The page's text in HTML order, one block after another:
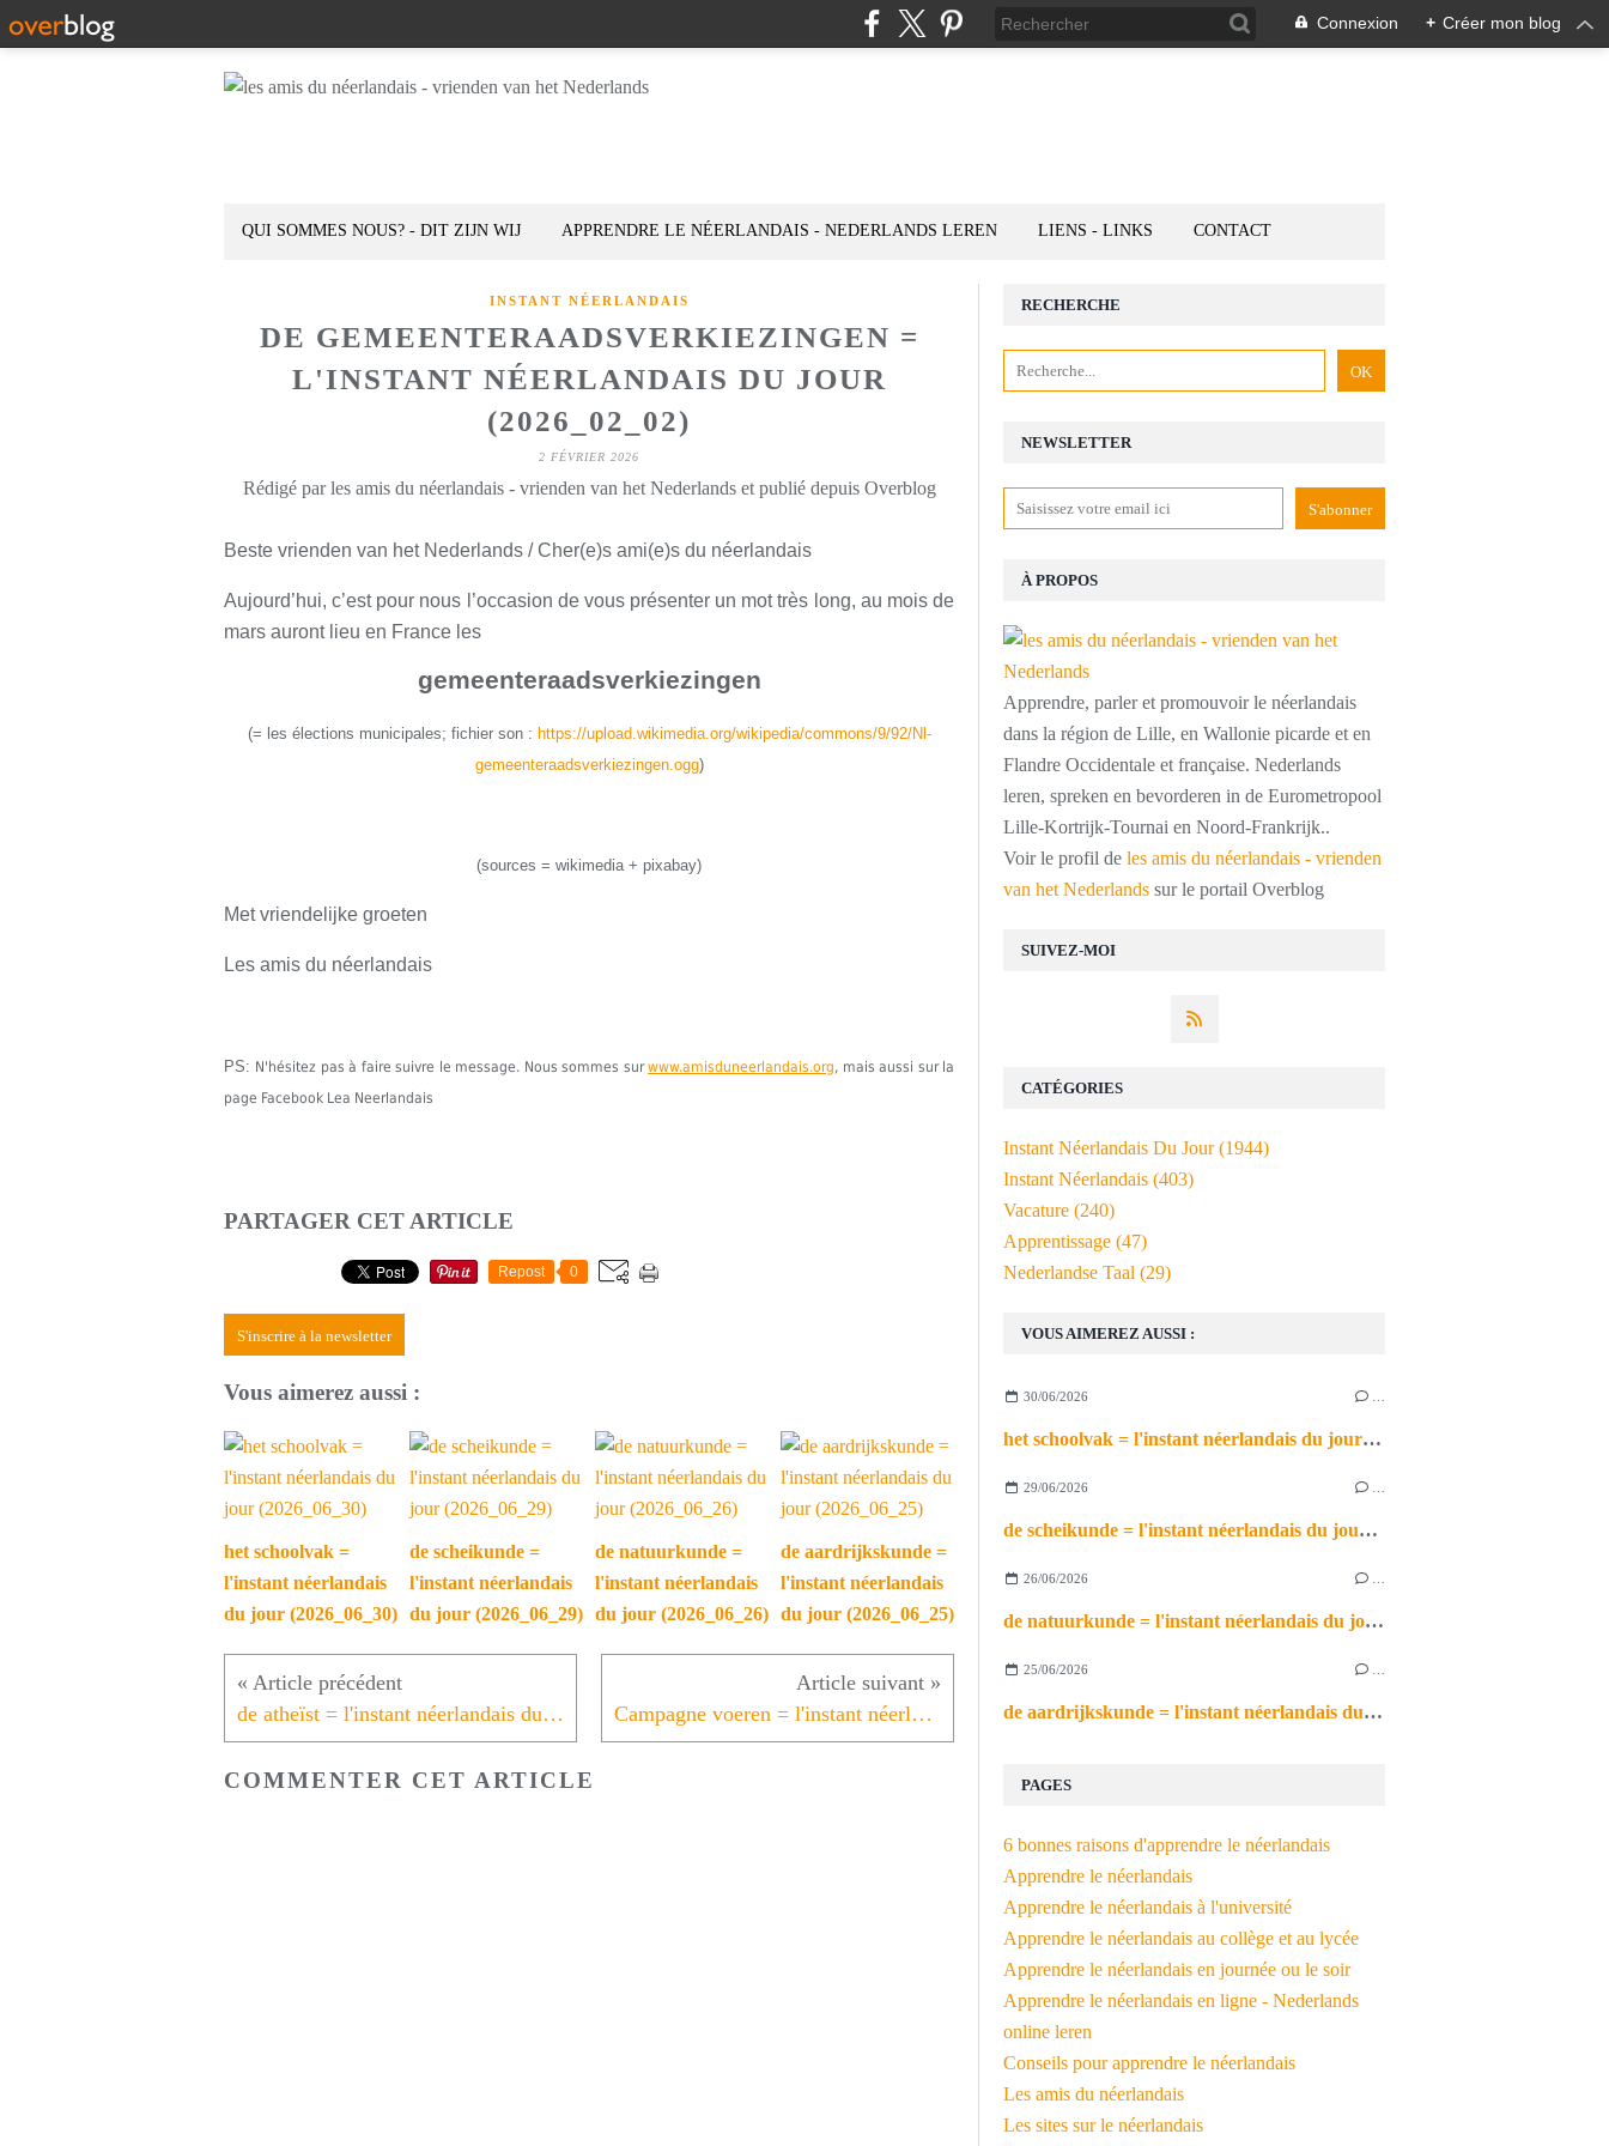
Connexion + Créer mon blog
QUI SOMMES NOUS? - DIT ZIJN WIJ APPRENDRE LE NÉERLANDAIS - NEDERLANDS LEREN LIENS - LINKS CONTACT
INSTANT NÉERLANDAIS
DE GEMEENTERAADSVERKIEZINGEN =
L'INSTANT NÉERLANDAIS DU JOUR
(2026_02_02)
2 FÉVRIER 2026
Rédigé par les amis du néerlandais - vrienden van het Nederlands et publié depuis Overblog
Beste vrienden van het Nederlands / Cher(e)s ami(e)s du néerlandais
Aujourd’hui, c’est pour nous l’occasion de vous présenter un mot très long, au mois de
mars auront lieu en France les
gemeenteraadsverkiezingen
(= es élections municipales; fichier son : https://upload.wikimedia.org/wikipedia/commons/9/92/Nl-
gemeenteraadsverkiezingen.ogg)
(sources = wikimedia + pixabay)
Met vriendelijke groeten
Les amis du néerlandais
PS: N'hésitez pas à faire suivre le message. Nous sommes surwww.amisduneerlandais.org, mais aussi sur la
page Facebook Lea Neerlandais
PARTAGER CET ARTICLE
Repost 0
S'inscrire à la newsletter
Vous aimerez aussi :
het schoolvak =
l'instant néerlandais
du jour (2026_06_30)
de scheikunde =
l'instant néerlandais
du jour (2026_06_29)
de natuurkunde =
l'instant néerlandais
du jour (2026_06_26)
de aardrijkskunde =
l'instant néerlandais
du jour (2026_06_25)
de atheïst = l'instant néerlandais du jour (2026_01_30) Campagne voeren = l'instant néerlandais du jour (2026_02_03)
COMMENTER CET ARTICLE
NEWSLETTER
SUIVEZ-MOI
RECHERCHE
À PROPOS
Apprendre, parler et promouvoir le néerlandais
dans la région de Lille, en Wallonie picarde et en
Flandre Occidentale et française. Nederlands
leren, spreken en bevorderen in de Eurometropool
Lille-Kortrijk-Tournai en Noord-Frankrijk..
Voir le profil de les amis du néerlandais - vrienden
van het Nederlands sur le portail Overblog
VOUS AIMEREZ AUSSI :
30/06/2026
het schoolvak = l'instant néerlandais du jour (2026_06_30)
29/06/2026
de scheikunde = l'instant néerlandais du jour (2026_06_29)
26/06/2026
de natuurkunde = l'instant néerlandais du jour (2026_06_26)
25/06/2026
de aardrijkskunde = l'instant néerlandais du jour (2026_06_25)
PAGES
6 bonnes raisons d'apprendre le néerlandais
Apprendre le néerlandais
Apprendre le néerlandais à l'université
Apprendre le néerlandais au collège et au lycée
Apprendre le néerlandais en journée ou le soir
Apprendre le néerlandais en ligne - Nederlands
online leren
Conseils pour apprendre le néerlandais
Les amis du néerlandais
Les sites sur le néerlandais
CATÉGORIES
Instant Néerlandais Du Jour(1944)
Instant Néerlandais (403)
Vacature (240)
Apprentissage (47)
Nederlandse Taal (29)